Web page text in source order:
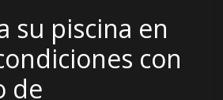
su piscina en
con
de